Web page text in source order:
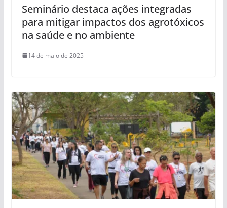
Seminário destaca ações integradas
para mitigar impactos dos agrotóxicos
na saúde e no ambiente
14 de maio de 2025